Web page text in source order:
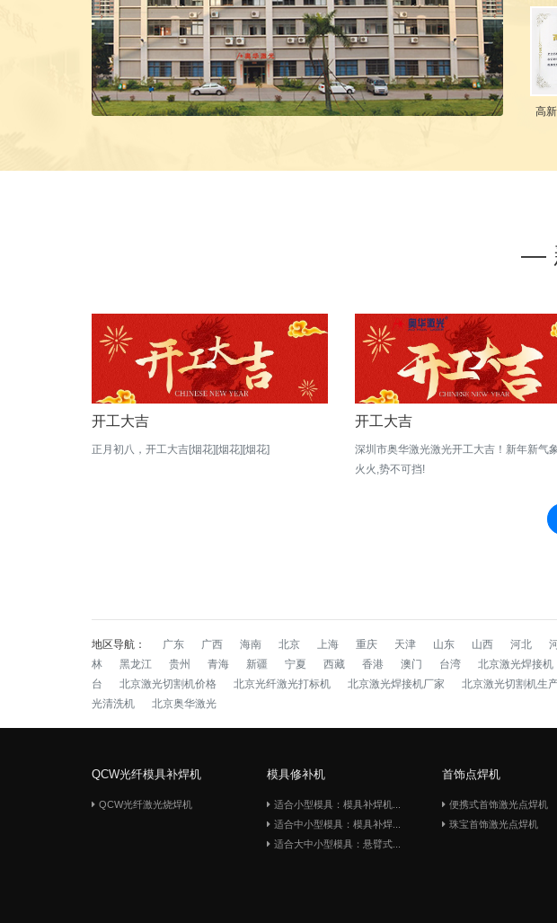
高
—
开工大吉
正月初八，开工大吉[烟花][烟花][烟花]
开工大吉
深圳市奥华激光激光开工大吉！新年新气
火火,势不可挡!
地区导航： 广东 广西 海南 北京 上海 重庆 天津 山东 山西 河北
林
黑龙江 贵州 青海 新疆 宁夏 西藏 香港 澳门 台湾 北京激光焊接机
台
北京激光切割机价格 北京光纤激光打标机 北京激光焊接机厂家 北京激光切割机生
光清洗机
北京奥华激光
QCW光纤模具补焊机
QCW光纤激光烧焊机
模具修补机
适合小型模具：模具补焊机...
适合中小型模具：模具补焊...
适合大中小型模具：悬臂式...
首饰点焊机
便携式首饰激光点焊机
珠宝首饰激光点焊机